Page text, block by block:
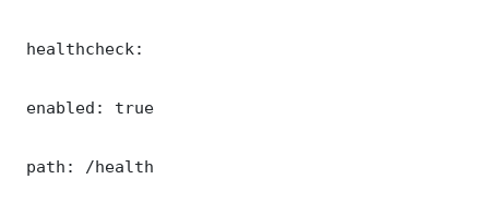
healthcheck:
enabled: true
path: /health